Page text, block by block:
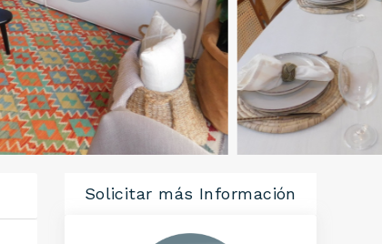
Solicitar más Información